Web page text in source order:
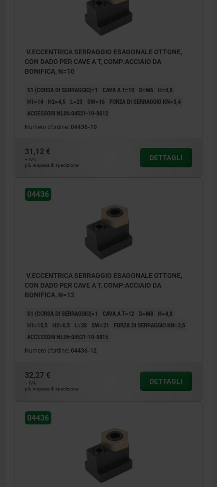
V.ECCENTRICA SERRAGGIO ESAGONALE OTTONE,
CON DADO PER CAVE A T, COMP:ACCIAIO DA
BONIFICA, N=10
S1 (CORSA DI SERRAGGIO)=1 CAVA A T=10 D=M6
H=4,8
H1=14
H2=4,5 L=23 SW=16
FORZA DI SERRAGGIO KN=3,4
ACCESSORI NLM=04521-10-0612
Numero d’ordine: 04436-10
31,12 €
+ IVA
più le spese di spedizione
DETTAGLI
04436
V.ECCENTRICA SERRAGGIO ESAGONALE OTTONE,
CON DADO PER CAVE A T, COMP:ACCIAIO DA
BONIFICA, N=12
S1 (CORSA DI SERRAGGIO)=1 CAVA A T=12 D=M8
H=4,8
H1=15,5
H2=6,5 L=28 SW=21
FORZA DI SERRAGGIO KN=3,6
ACCESSORI NLM=04521-10-0815
Numero d’ordine: 04436-12
32,27 €
+ IVA
più le spese di spedizione
DETTAGLI
04436